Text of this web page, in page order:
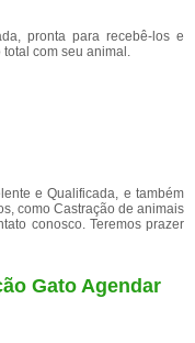
pronta para recebê-los e
com seu animal.
e Qualificada, e também
como Castração de animais
conosco. Teremos prazer
Gato Agendar